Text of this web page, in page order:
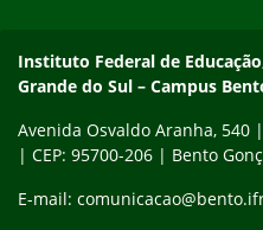
Contato
Instituto Federal de
Grande do Sul – Campus
Avenida Osvaldo Aranha, 540
| CEP: 95700-206 | Bento
E-mail: